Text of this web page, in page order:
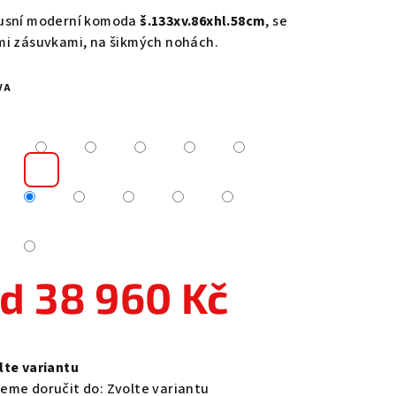
moderní komoda š.133xv.86xhl.58cm, se
zásuvkami, na šikmých nohách.
38 960 Kč
variantu
doručit do: Zvolte variantu